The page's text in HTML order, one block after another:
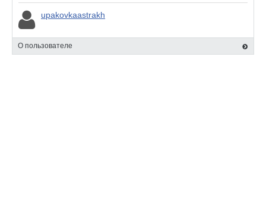
• Подбираем именно такие размеры продукции, которые
необходимы заказчику;
• Готовый товар точно соответствует заявленному качеству и
размерным характеристикам;
• Обеспечиваем любой объем поставок для
upakovkaastrakh
О пользователе